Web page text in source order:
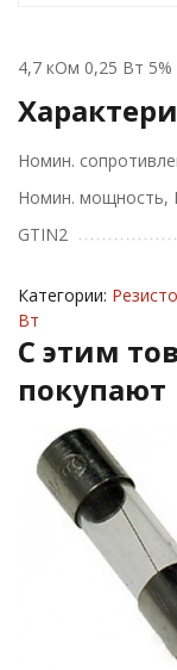
4,7 кОм 0,25 Вт 5%
Номин.
Номин. мощность,
GTIN2
Категории:
Вт
C этим
покупают